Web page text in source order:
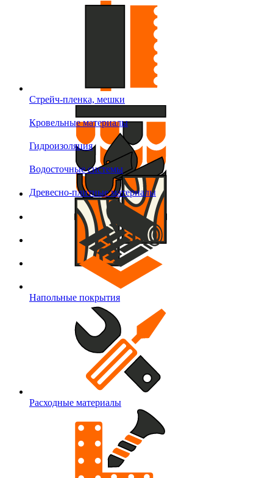
Стрейч-пленка, мешки
Кровельные материалы
Гидроизоляция
Водосточные системы
Древесно-плитные материалы
Напольные покрытия
Расходные материалы